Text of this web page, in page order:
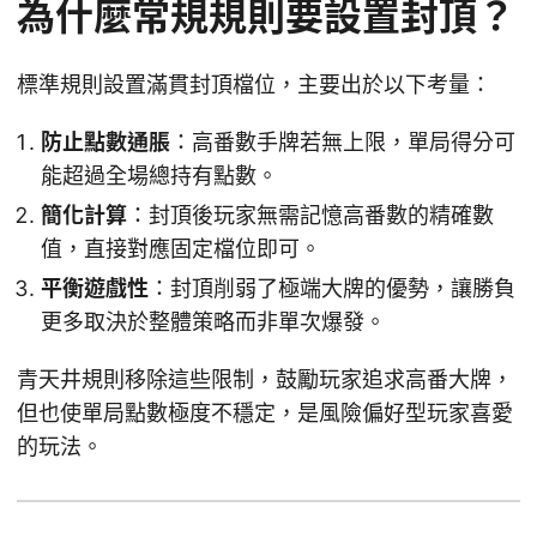
為什麼常規規則要設置封頂？
標準規則設置滿貫封頂檔位，主要出於以下考量：
防止點數通脹 ：高番數手牌若無上限，單局得分可
能超過全場總持有點數。
簡化計算 ：封頂後玩家無需記憶高番數的精確數
值，直接對應固定檔位即可。
平衡遊戲性 ：封頂削弱了極端大牌的優勢，讓勝負
更多取決於整體策略而非單次爆發。
青天井規則移除這些限制，鼓勵玩家追求高番大牌，
但也使單局點數極度不穩定，是風險偏好型玩家喜愛
的玩法。